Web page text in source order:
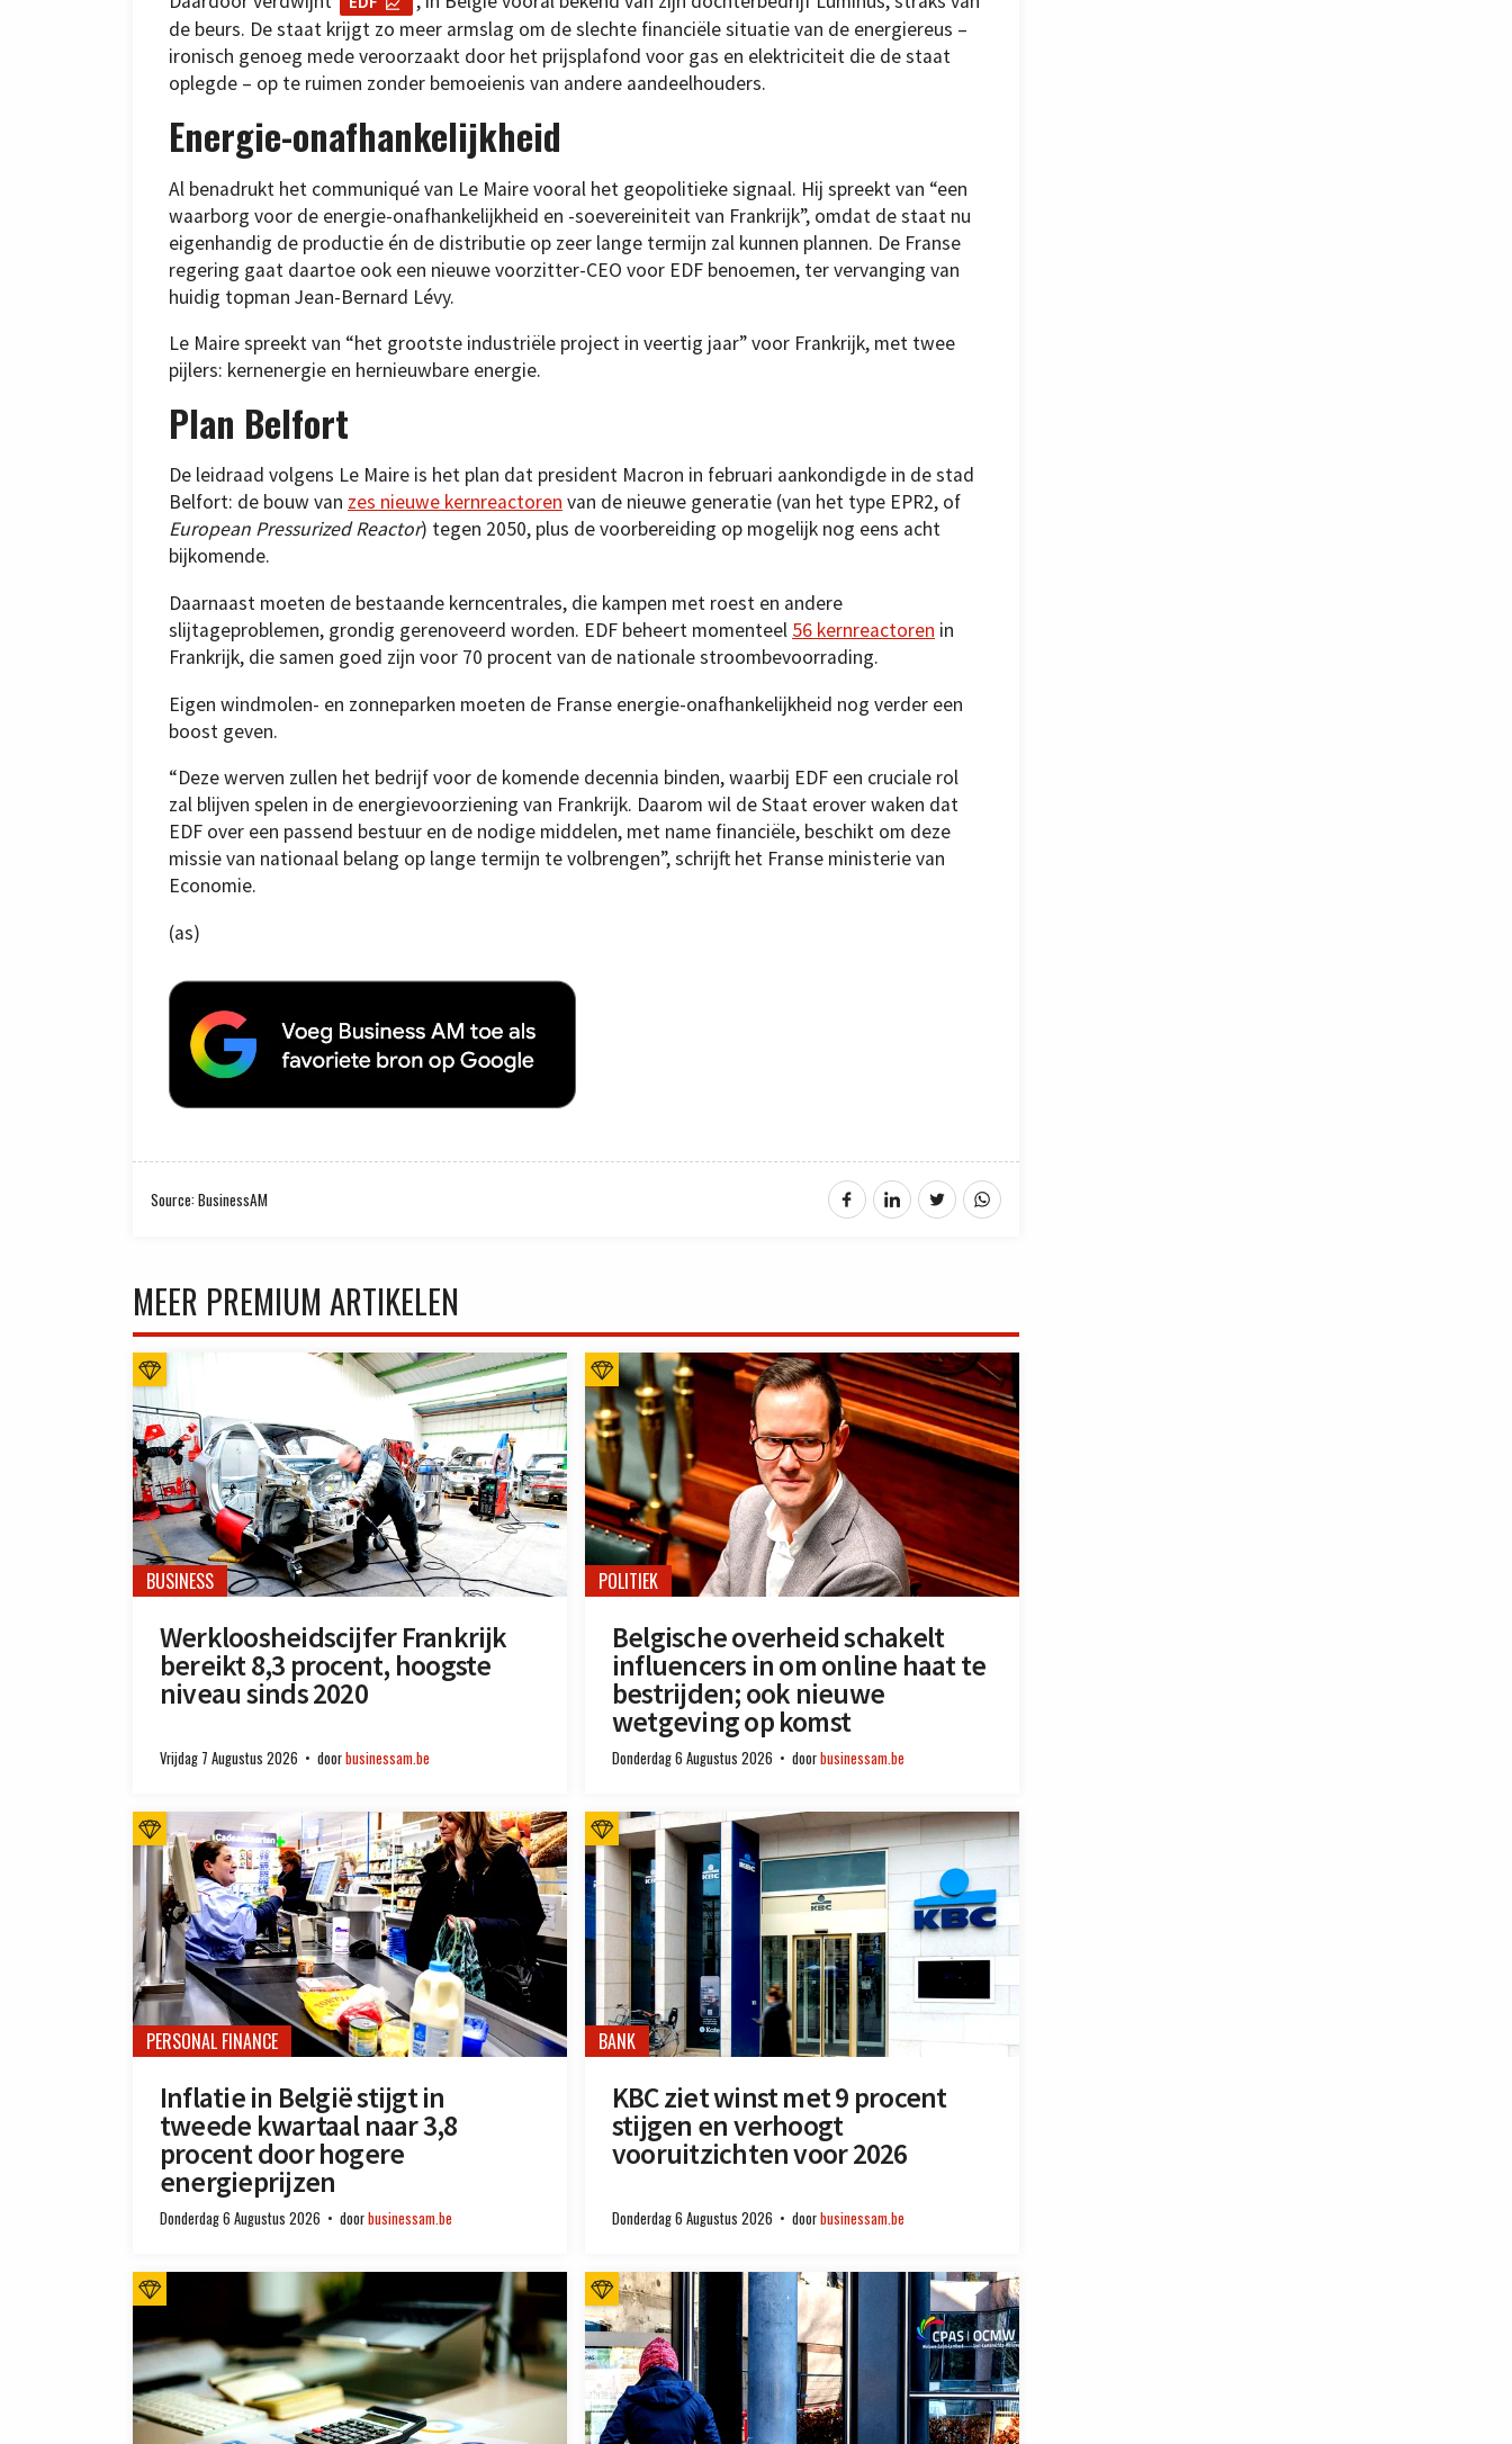
de beurs. De staat krijgt zo meer armslag om de slechte financiële situatie van de energiereus –
ironisch genoeg mede veroorzaakt door het prijsplafond voor gas en elektriciteit die de staat
oplegde – op te ruimen zonder bemoeienis van andere aandeelhouders.
Energie-onafhankelijkheid
Al benadrukt het communiqué van Le Maire vooral het geopolitieke signaal. Hij spreekt van “een
waarborg voor de energie-onafhankelijkheid en -soevereiniteit van Frankrijk”, omdat de staat nu
eigenhandig de productie én de distributie op zeer lange termijn zal kunnen plannen. De Franse
regering gaat daartoe ook een nieuwe voorzitter-CEO voor EDF benoemen, ter vervanging van
huidig topman Jean-Bernard Lévy.
Le Maire spreekt van “het grootste industriële project in veertig jaar” voor Frankrijk, met twee
pijlers: kernenergie en hernieuwbare energie.
Plan Belfort
De leidraad volgens Le Maire is het plan dat president Macron in februari aankondigde in de stad
Belfort: de bouw van zes nieuwe kernreactoren van de nieuwe generatie (van het type EPR2, of
European Pressurized Reactor) tegen 2050, plus de voorbereiding op mogelijk nog eens acht
bijkomende.
Daarnaast moeten de bestaande kerncentrales, die kampen met roest en andere
slijtageproblemen, grondig gerenoveerd worden. EDF beheert momenteel 56 kernreactoren in
Frankrijk, die samen goed zijn voor 70 procent van de nationale stroombevoorrading.
Eigen windmolen- en zonneparken moeten de Franse energie-onafhankelijkheid nog verder een
boost geven.
“Deze werven zullen het bedrijf voor de komende decennia binden, waarbij EDF een cruciale rol
zal blijven spelen in de energievoorziening van Frankrijk. Daarom wil de Staat erover waken dat
EDF over een passend bestuur en de nodige middelen, met name financiële, beschikt om deze
missie van nationaal belang op lange termijn te volbrengen”, schrijft het Franse ministerie van
Economie.
(as)
Source: BusinessAM
MEER PREMIUM ARTIKELEN
BUSINESS
Werkloosheidscijfer Frankrijk
bereikt 8,3 procent, hoogste
niveau sinds 2020
Vrijdag 7 Augustus 2026 doorbusinessam.be
POLITIEK
Belgische overheid schakelt
influencers in om online haat te
bestrijden; ook nieuwe
wetgeving op komst
Donderdag 6 Augustus 2026 doorbusinessam.be
PERSONAL FINANCE
Inflatie in België stijgt in
tweede kwartaal naar 3,8
procent door hogere
energieprijzen
Donderdag 6 Augustus 2026 doorbusinessam.be
BANK
KBC ziet winst met 9 procent
stijgen en verhoogt
vooruitzichten voor 2026
Donderdag 6 Augustus 2026 doorbusinessam.be